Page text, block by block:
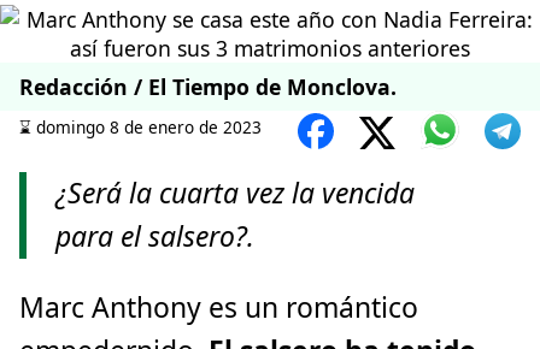
Redacción / El Tiempo de Monclova.
⌛️ domingo 8 de enero de 2023
¿Será la cuarta vez la vencida
para el salsero?.
Marc Anthony es un romántico